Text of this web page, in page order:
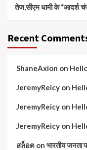
तेज,सीएम धामी के “आदर्श
Recent
ShaneAxion on
JeremyReicy on
JeremyReicy on
JeremyReicy on
สล็อต on भारतीय जनता